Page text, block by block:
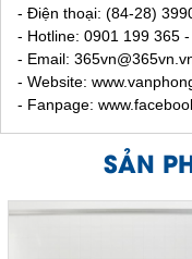
- Điện thoại: (84-28)
- Hotline: 0901 199 365
- Email:
- Website:
- Fanpage:
SẢN